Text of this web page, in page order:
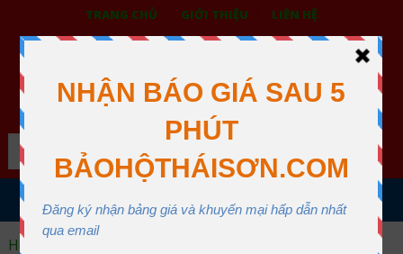
TRANG CHỦ GIỚI THIỆU LIÊN HỆ
BẢO HỘ LAO ĐỘNG THÁI SƠN
XƯỞNG MAY THÁI SƠN QUẬN 12
Search
MENU
Home